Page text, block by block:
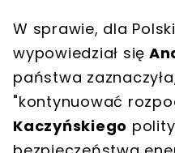
W sprawie, dla
wypowiedział się
państwa
"kontynuować
Kaczyńskiego